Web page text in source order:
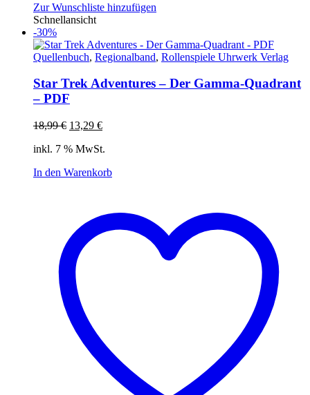
Zur Wunschliste hinzufügen
Schnellansicht
-30%
Quellenbuch, Regionalband, Rollenspiele Uhrwerk Verlag
Star Trek Adventures – Der Gamma-Quadrant
– PDF
18,99€ Ursprünglicher
war:
13,29 €Aktueller
ist:
inkl. 7 % MwSt.
In den Warenkorb